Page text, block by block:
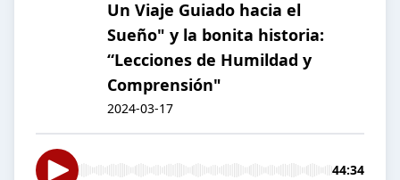
Un Viaje Guiado hacia el
Sueño" y la bonita historia:
“Lecciones de Humildad y
Comprensión"
2024-03-17
44:34